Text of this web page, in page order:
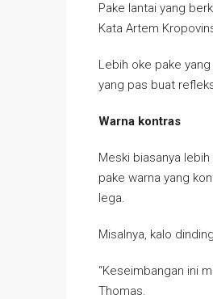
Pake lantai yang
Kata Artem
Lebih oke pake
yang pas buat
Warna kontras
Meski biasanya
pake warna yang
lega.
Misalnya, kalo
“Keseimbangan ini
Thomas.